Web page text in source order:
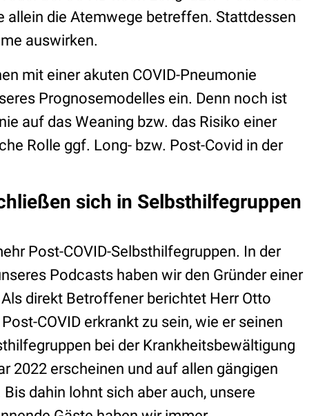
allein die Atemwege betreffen. Stattdessen
auswirken.
mit einer akuten COVID-Pneumonie
Prognosemodelles ein. Denn noch ist
auf das Weaning bzw. das Risiko einer
Rolle ggf. Long- bzw. Post-Covid in der
sich in Selbsthilfegruppen
Post-COVID-Selbsthilfegruppen. In der
Podcasts haben wir den Gründer einer
direkt Betroffener berichtet Herr Otto
COVID erkrankt zu sein, wie er seinen
bei der Krankheitsbewältigung
2022 erscheinen und auf allen gängigen
dahin lohnt sich aber auch, unsere